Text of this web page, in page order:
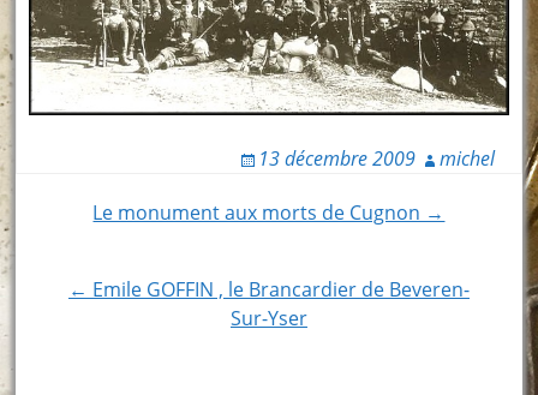
13 décembre 2009 michel
Post
navigation
Le monument aux morts de Cugnon →
← Emile GOFFIN , le Brancardier de Beveren-
Sur-Yser